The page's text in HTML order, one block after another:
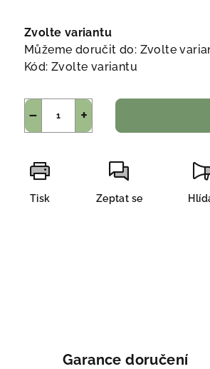
cena:
Zvolte variantu
Můžeme doručit do: Zvolte
Kód: Zvolte variantu
+
−
Tisk Zeptat se
Garance doručení